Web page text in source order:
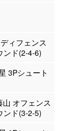
ィフェンス
ンド(2-4-6)
3Pシュート
山 オフェンス
ンド(3-2-5)